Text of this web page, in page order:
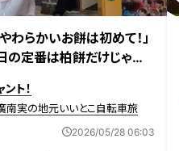
やわらかいお餅は初めて！」
の定番は柏餅だけじゃな
友廣アナ感動の郷土和菓
”とは？
ント！
南実の地元いいとこ自転車旅
2026/05/28 06:03